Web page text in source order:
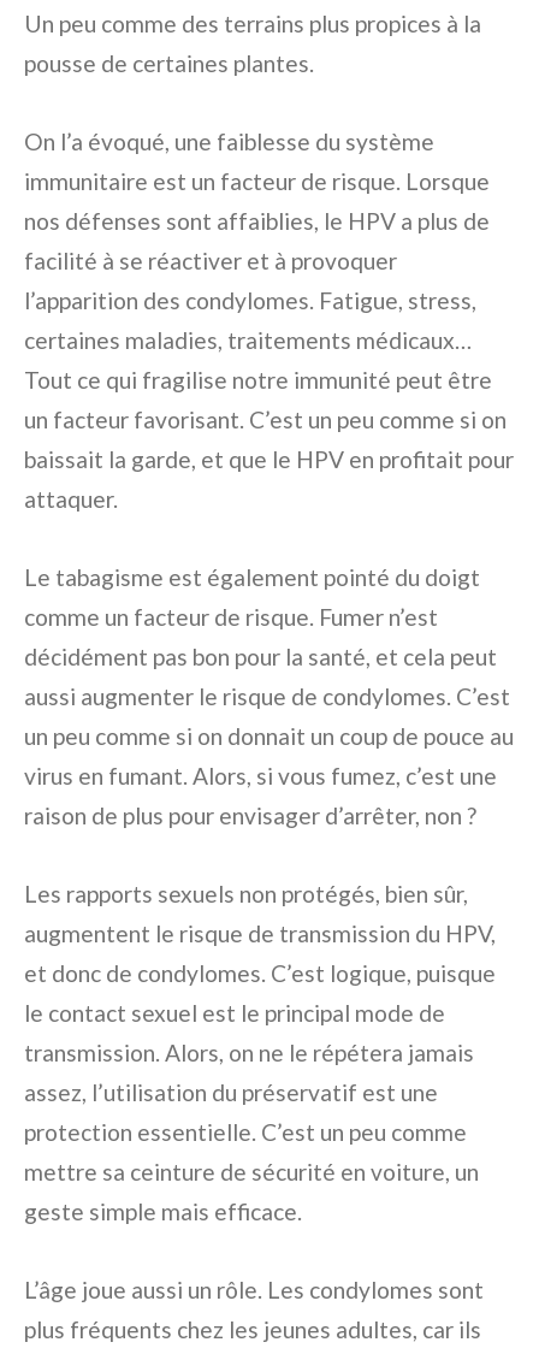
Un peu comme des terrains plus propices à la
pousse de certaines plantes.
On l’a évoqué, une faiblesse du système
immunitaire est un facteur de risque. Lorsque
nos défenses sont affaiblies, le HPV a plus de
facilité à se réactiver et à provoquer
l’apparition des condylomes. Fatigue, stress,
certaines maladies, traitements médicaux…
Tout ce qui fragilise notre immunité peut être
un facteur favorisant. C’est un peu comme si on
baissait la garde, et que le HPV en profitait pour
attaquer.
Le tabagisme est également pointé du doigt
comme un facteur de risque. Fumer n’est
décidément pas bon pour la santé, et cela peut
aussi augmenter le risque de condylomes. C’est
un peu comme si on donnait un coup de pouce au
virus en fumant. Alors, si vous fumez, c’est une
raison de plus pour envisager d’arrêter, non ?
Les rapports sexuels non protégés, bien sûr,
augmentent le risque de transmission du HPV,
et donc de condylomes. C’est logique, puisque
le contact sexuel est le principal mode de
transmission. Alors, on ne le répétera jamais
assez, l’utilisation du préservatif est une
protection essentielle. C’est un peu comme
mettre sa ceinture de sécurité en voiture, un
geste simple mais efficace.
L’âge joue aussi un rôle. Les condylomes sont
plus fréquents chez les jeunes adultes, car ils